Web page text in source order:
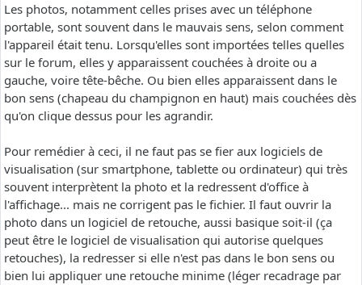
Les photos, notamment celles prises avec un téléphone
portable, sont souvent dans le mauvais sens, selon comment
l'appareil était tenu. Lorsqu'elles sont importées telles quelles
sur le forum, elles y apparaissent couchées à droite ou a
gauche, voire tête-bêche. Ou bien elles apparaissent dans le
bon sens (chapeau du champignon en haut) mais couchées dès
qu'on clique dessus pour les agrandir.
Pour remédier à ceci, il ne faut pas se fier aux logiciels de
visualisation (sur smartphone, tablette ou ordinateur) qui très
souvent interprètent la photo et la redressent d'office à
l'affichage... mais ne corrigent pas le fichier. Il faut ouvrir la
photo dans un logiciel de retouche, aussi basique soit-il (ça
peut être le logiciel de visualisation qui autorise quelques
retouches), la redresser si elle n'est pas dans le bon sens ou
bien lui appliquer une retouche minime (léger recadrage par